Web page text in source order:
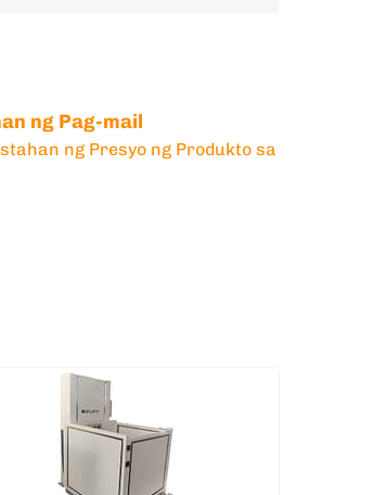
ng Pag-mail
ng Presyo ng Produkto sa